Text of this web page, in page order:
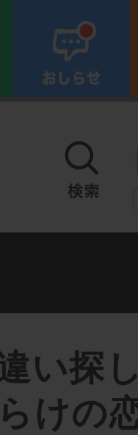
い探
けの